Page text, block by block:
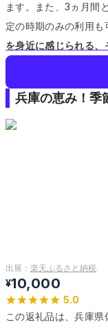
ます。
また、3ヵ月間
定の時期のみの利用も
を身近に感じられる、
兵庫の恵み！季
出展： 楽天ふるさと納税
¥10,000
5.0
この返礼品は、兵庫